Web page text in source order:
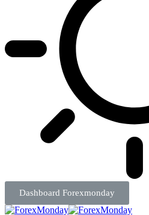
Dashboard Forexmonday